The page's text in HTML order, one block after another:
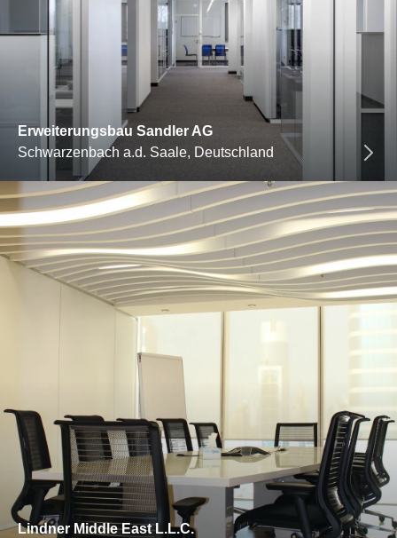
Erweiterungsbau Sandler AG
Schwarzenbach a.d. Saale, Deutschland
Lindner Middle East L.L.C.